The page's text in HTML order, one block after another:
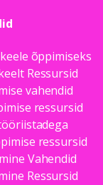
õppimiseks
Ressursid
vahendid
ressursid
ressursid
Vahendid
Ressursid